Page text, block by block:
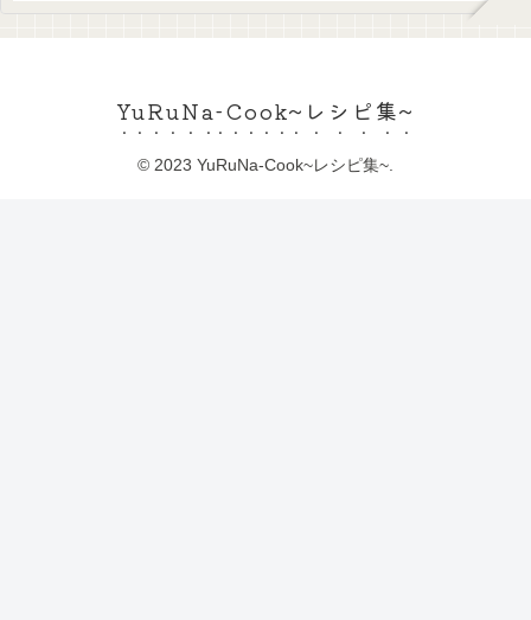
YuRuNa-Cook~レシピ集~
© 2023 YuRuNa-Cook~レシピ集~.